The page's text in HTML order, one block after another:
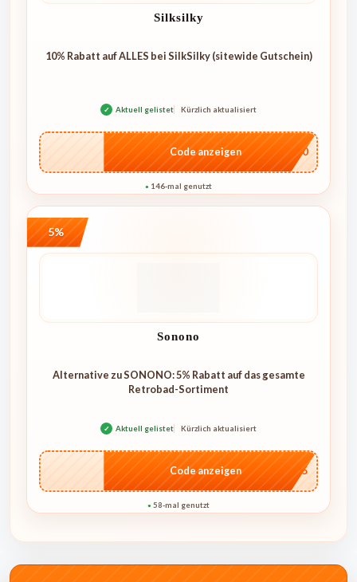
Silksilky
10% Rabatt auf ALLES bei SilkSilky (sitewide Gutschein)
✓ Aktuell gelistet Kürzlich aktualisiert
…NT10
Code anzeigen
● 146-mal genutzt
5%
Sonono
Alternative zu SONONO: 5% Rabatt auf das gesamte
Retrobad-Sortiment
✓ Aktuell gelistet Kürzlich aktualisiert
…RO5
Code anzeigen
● 58-mal genutzt